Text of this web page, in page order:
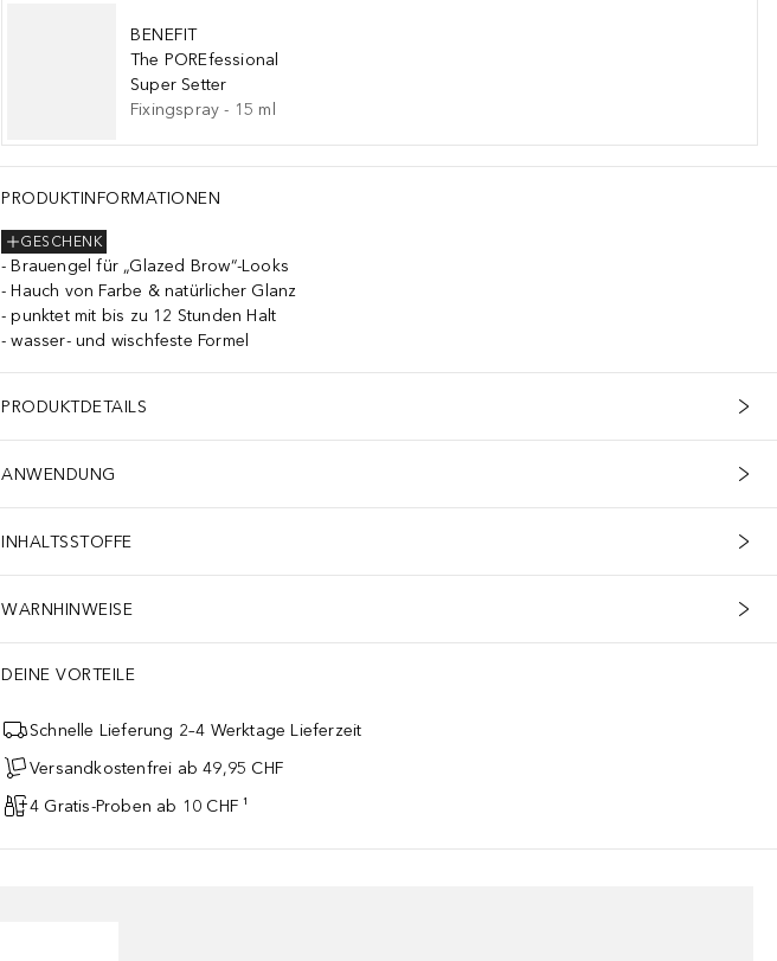
BENEFIT
The POREfessional
Super Setter
Fixingspray - 15 ml
PRODUKTINFORMATIONEN
GESCHENK
Brauengel für „Glazed Brow“-Looks
Hauch von Farbe & natürlicher Glanz
punktet mit bis zu 12 Stunden Halt
wasser- und wischfeste Formel
PRODUKTDETAILS
ANWENDUNG
INHALTSSTOFFE
WARNHINWEISE
DEINE VORTEILE
Schnelle Lieferung 2–4 Werktage Lieferzeit
Versandkostenfrei ab 49,95 CHF
4 Gratis-Proben ab 10 CHF ¹